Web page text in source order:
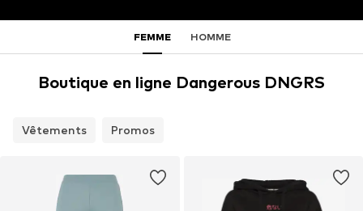
FEMME HOMME
Boutique en ligne Dangerous DNGRS
Vêtements Promos